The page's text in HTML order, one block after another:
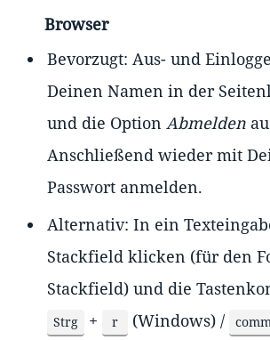
Browser
Bevorzugt: Aus- und
Deinen Namen in der
und die Option Abmelden
Anschließend wieder mit
Passwort anmelden.
Alternativ: In ein
Stackfield klicken (für den
Stackfield) und die
Strg + r (Windows) /